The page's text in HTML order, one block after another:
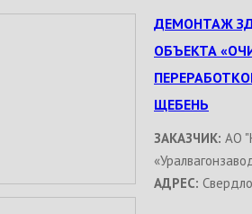
ДЕМОНТАЖ
ОБЪЕКТА
ЩЕБЕНЬ
ЗАКАЗЧИК: АО
АДРЕС: